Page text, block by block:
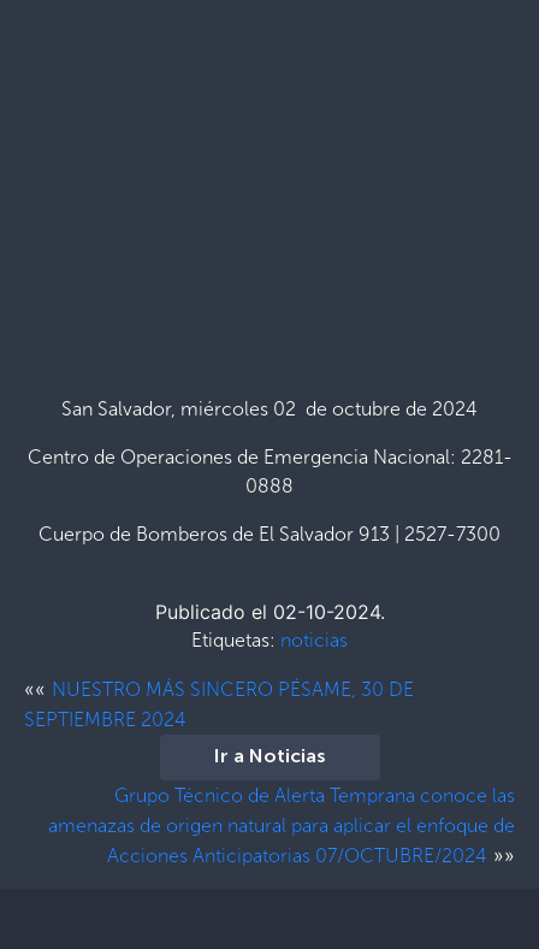
San Salvador, miércoles 02 de octubre de 2024
Centro de Operaciones de Emergencia Nacional: 2281-
0888
Cuerpo de Bomberos de El Salvador 913 | 2527-7300
Publicado el 02-10-2024.
Etiquetas: noticias
«« NUESTRO MÁS SINCERO PÉSAME, 30 DE
SEPTIEMBRE 2024
Ir a Noticias
Grupo Técnico de Alerta Temprana conoce las
amenazas de origen natural para aplicar el enfoque de
Acciones Anticipatorias 07/OCTUBRE/2024 »»